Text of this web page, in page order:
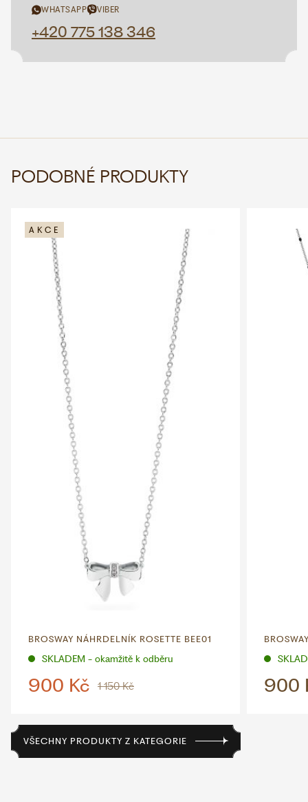
WHATSAPP VIBER
+420 775 138 346
PODOBNÉ PRODUKTY
AKCE
BROSWAY NÁHRDELNÍK ROSETTE BEE01
SKLADEM - okamžitě k odběru
900 Kč 1 150 Kč 900
VŠECHNY PRODUKTY Z KATEGORIE